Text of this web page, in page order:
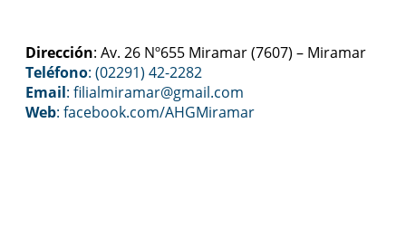
Dirección: Av. 26 Nº655 Miramar (7607) – Miramar
Teléfono: (02291) 42-2282
Email: filialmiramar@gmail.com
Web: facebook.com/AHGMiramar